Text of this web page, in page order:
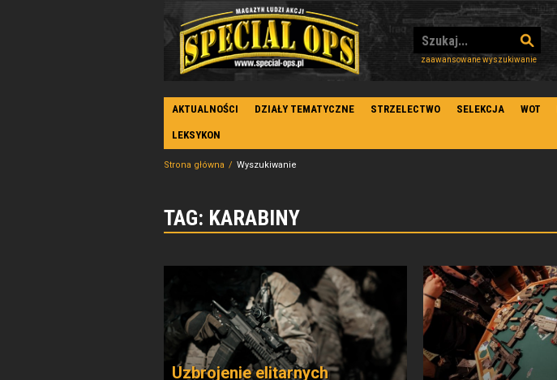
zaawansowane wyszukiwanie
AKTUALNOŚCI DZIAŁY TEMATYCZNE STRZELECTWO SELEKCJA WOT
LEKSYKON
Strona główna Wyszukiwanie
TAG: KARABINY
Uzbrojenie elitarnych